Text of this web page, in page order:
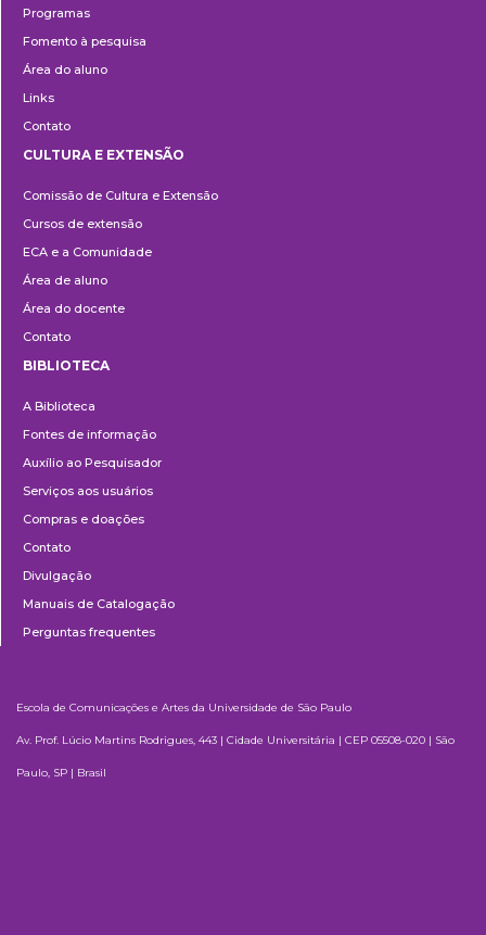
Programas
Fomento à pesquisa
Área do aluno
Links
Contato
e
Extensão
CULTURA E EXTENSÃO
Comissão de Cultura e Extensão
Cursos de extensão
ECA e a Comunidade
Área de aluno
Área do docente
Contato
BIBLIOTECA
A Biblioteca
Fontes de informação
Auxílio ao Pesquisador
Serviços aos usuários
Compras e doações
Contato
Divulgação
Manuais de Catalogação
Perguntas frequentes
Escola de Comunicações e Artes da Universidade de São Paulo
Av. Prof. Lúcio Martins Rodrigues, 443 | Cidade Universitária | CEP 05508-020 | São
Paulo, SP | Brasil